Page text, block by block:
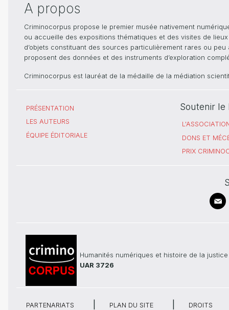
A propos
Criminocorpus propose le premier musée nativement
ou accueille des expositions thématiques et des visites de
d’objets constituant des sources particulièrement rares ou
proposent des données et des instruments d’exploration
Criminocorpus est lauréat de la médaille de la médiation
PRÉSENTATION
LES AUTEURS
ÉQUIPE ÉDITORIALE
Soutenir le
DONS ET
PRIX
Humanités numériques et histoire de la justice
UAR 3726
PARTENARIATS PLAN DU SITE DROITS